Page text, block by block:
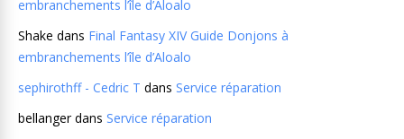
embranchements l’île d’Aloalo
Shake dans Final Fantasy XIV Guide Donjons à
embranchements l’île d’Aloalo
sephirothff - Cedric T dans Service réparation
bellangerdans Service réparation